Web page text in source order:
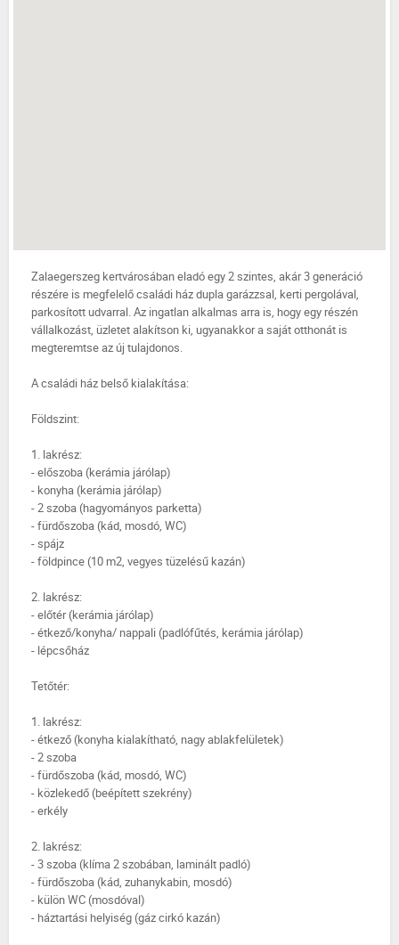
Zalaegerszeg kertvárosában eladó egy 2 szintes, akár 3 generáció
részére is megfelelő családi ház dupla garázzsal, kerti pergolával,
parkosított udvarral. Az ingatlan alkalmas arra is, hogy egy részén
vállalkozást, üzletet alakítson ki, ugyanakkor a saját otthonát is
megteremtse az új tulajdonos.
A családi ház belső kialakítása:
Földszint:
1. lakrész:
- előszoba (kerámia járólap)
- konyha (kerámia járólap)
- 2 szoba (hagyományos parketta)
- fürdőszoba (kád, mosdó, WC)
- spájz
- földpince (10 m2, vegyes tüzelésű kazán)
2. lakrész:
- előtér (kerámia járólap)
- étkező/konyha/ nappali (padlófűtés, kerámia járólap)
- lépcsőház
Tetőtér:
1. lakrész:
- étkező (konyha kialakítható, nagy ablakfelületek)
- 2 szoba
- fürdőszoba (kád, mosdó, WC)
- közlekedő (beépített szekrény)
- erkély
2. lakrész:
- 3 szoba (klíma 2 szobában, laminált padló)
- fürdőszoba (kád, zuhanykabin, mosdó)
- külön WC (mosdóval)
- háztartási helyiség (gáz cirkó kazán)